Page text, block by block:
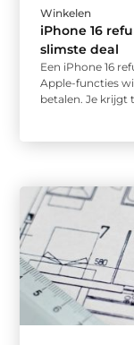
Winkelen
iPhone 16
slimste deal
Een iPhone 16
Apple-functies
betalen. Je krijgt